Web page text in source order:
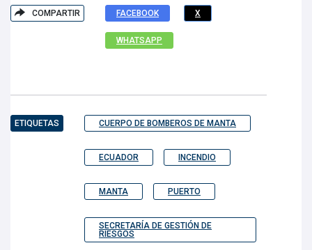
COMPARTIR FACEBOOK X
WHATSAPP
ETIQUETAS CUERPO DE BOMBEROS DE MANTA
ECUADOR INCENDIO
MANTA PUERTO
SECRETARÍA DE GESTIÓN DE
RIESGOS